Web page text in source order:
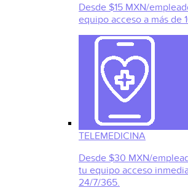
Desde $15 MXN/
equipo acceso a más de
TELEMEDICINA
Desde $30 MXN/
tu equipo acceso
24/7/365.